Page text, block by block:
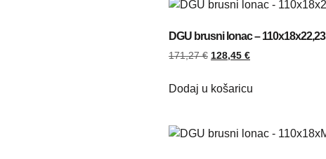
DGU brusni lonac – 110x18x22,23
171,27€ 128,45 €
Dodaj u košaricu